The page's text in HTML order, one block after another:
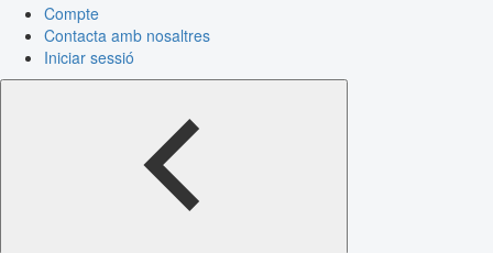
Compte
Contacta amb nosaltres
Iniciar sessió